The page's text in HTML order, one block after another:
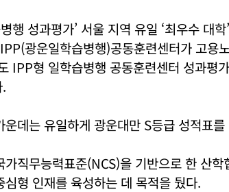
행 성과평가’ 서울 지역 유일 ‘최우수 대학
광운일학습병행)공동훈련센터가 고용
IPP형 일학습병행 공동훈련센터 성과평
데는 유일하게 광운대만 S등급 성적표
가직무능력표준(NCS)을 기반으로 한 산
형 인재를 육성하는 데 목적을 뒀다.